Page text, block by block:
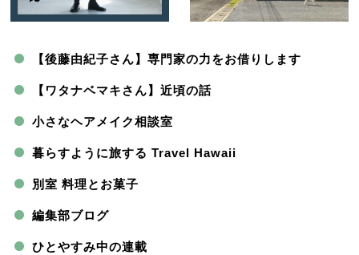
【後藤由紀子さん】専門家の力をお借りします
【ワタナベマキさん】近頃の話
小さなヘアメイク相談室
暮らすように旅する Travel Hawaii
別室 料理とお菓子
編集部ブログ
ひとやすみ中の連載